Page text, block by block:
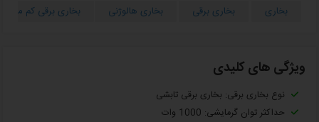
بخاری بخاری برقی بخاری هالوژنی بخاری برقی کم
ویژگی های کلیدی
نوع بخاری برقی: بخاری برقی تابشی
حداکثر توان گرمایشی: 1000 وات